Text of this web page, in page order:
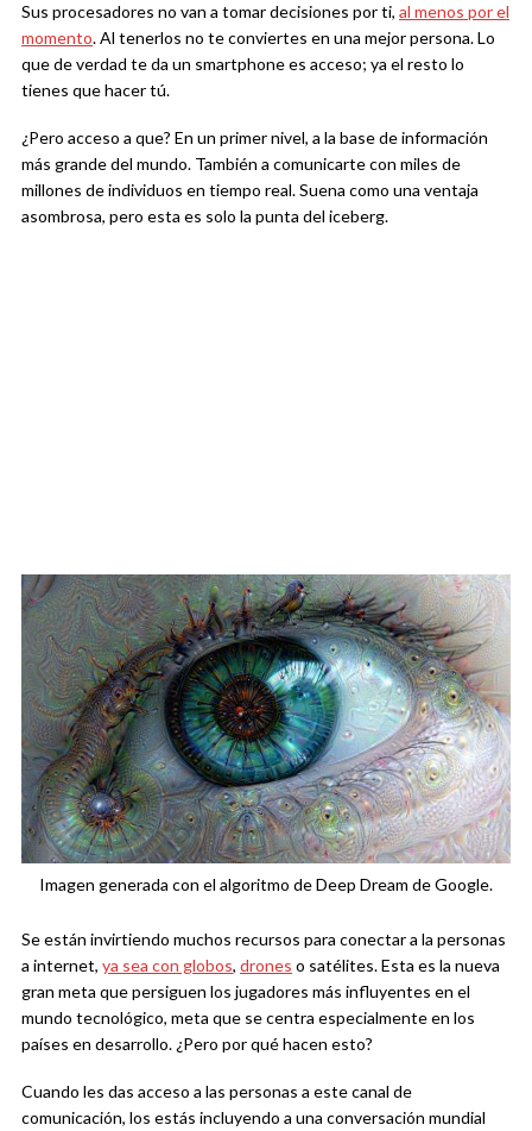
Sus procesadores no van a tomar decisiones por ti, al menos por el
momento. Al tenerlos no te conviertes en una mejor persona. Lo
que de verdad te da un smartphone es acceso; ya el resto lo
tienes que hacer tú.
¿Pero acceso a que? En un primer nivel, a la base de información
más grande del mundo. También a comunicarte con miles de
millones de individuos en tiempo real. Suena como una ventaja
asombrosa, pero esta es solo la punta del iceberg.
Imagen generada con el algoritmo de Deep Dream de Google.
Se están invirtiendo muchos recursos para conectar a la personas
a internet, ya sea con globos, drones o satélites. Esta es la nueva
gran meta que persiguen los jugadores más influyentes en el
mundo tecnológico, meta que se centra especialmente en los
países en desarrollo. ¿Pero por qué hacen esto?
Cuando les das acceso a las personas a este canal de
comunicación, los estás incluyendo a una conversación mundial